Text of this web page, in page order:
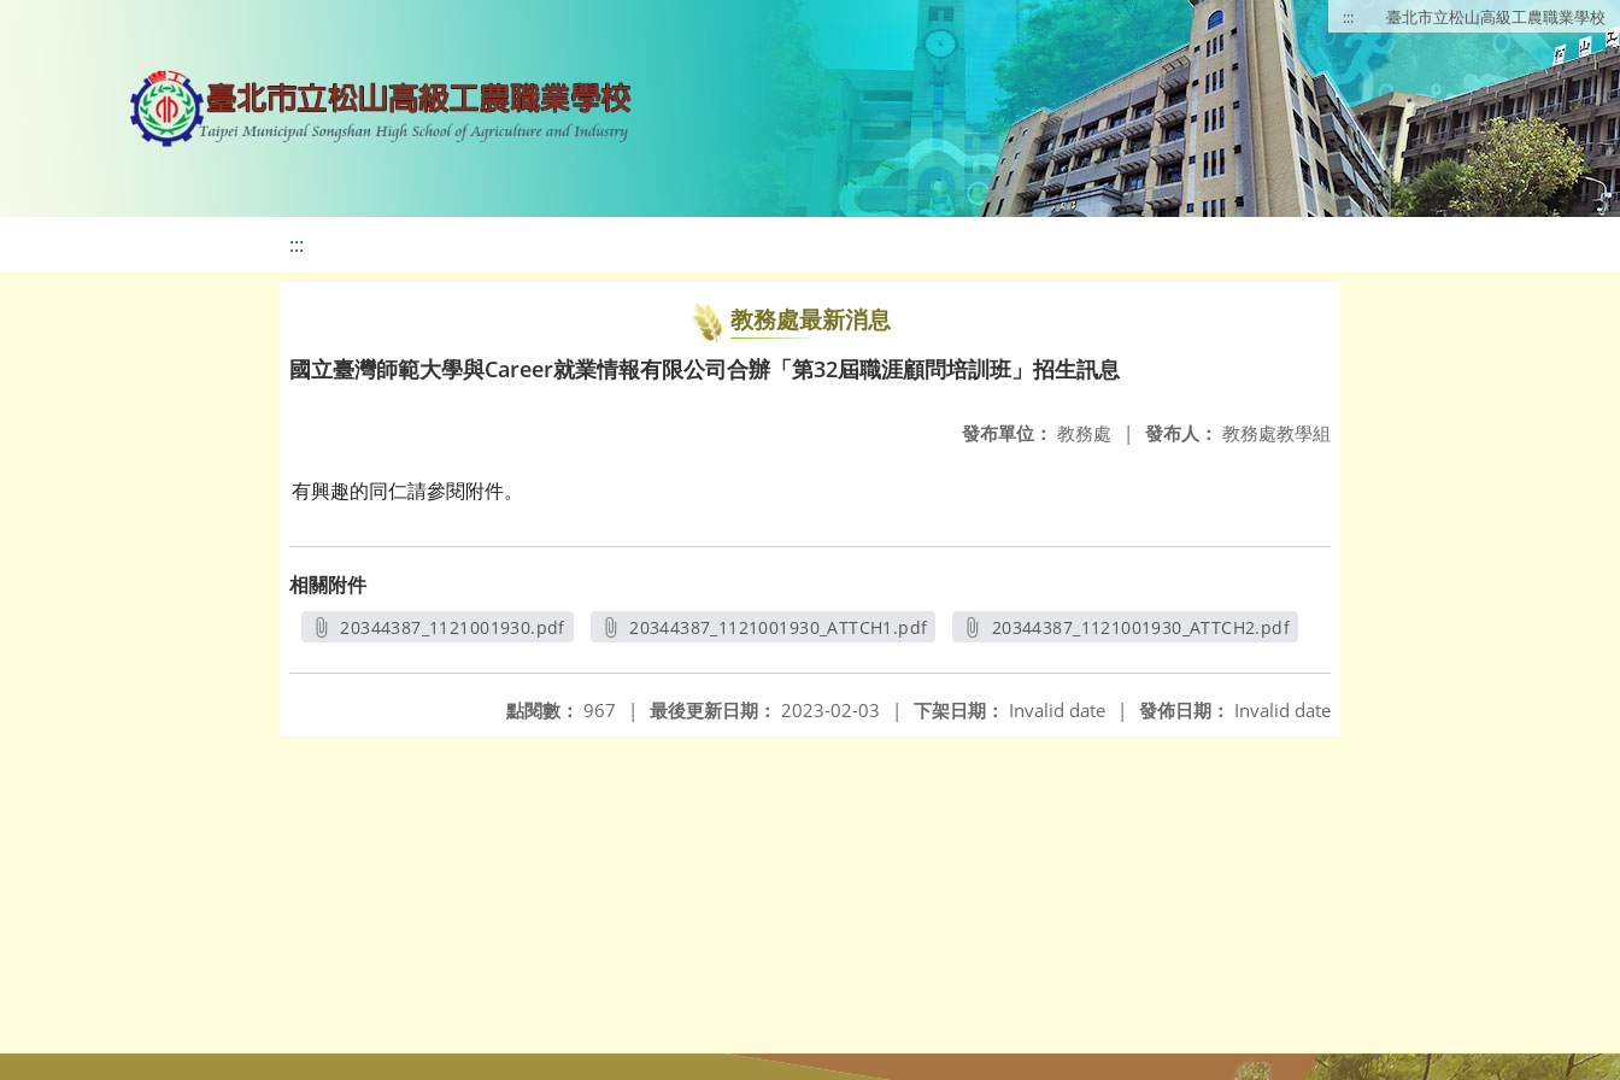
::: 臺北市立松山高級工農職業學校
:::
教務處最新消息
國立臺灣師範大學與Career就業情報有限公司合辦「第32屆職涯顧問培訓班」招生訊息
發布人： 教務處教學組
發布單位： 教務處 |
有興趣的同仁請參閱附件。
相關附件
20344387_1121001930.pdf
20344387_1121001930_ATTCH1.pdf
20344387_1121001930_ATTCH2.pdf
發佈日期： Invalid date
下架日期： Invalid date |
最後更新日期： 2023-02-03 |
點閱數： 967 |